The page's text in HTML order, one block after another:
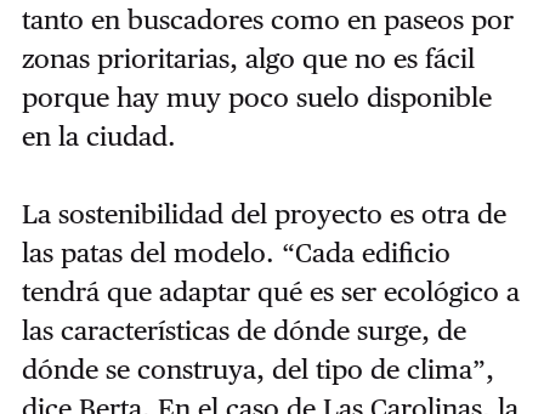
tanto en buscadores como en paseos por
zonas prioritarias, algo que no es fácil
porque hay muy poco suelo disponible
en la ciudad.
La sostenibilidad del proyecto es otra de
las patas del modelo. “Cada edificio
tendrá que adaptar qué es ser ecológico a
las características de dónde surge, de
dónde se construya, del tipo de clima”,
dice Berta. En el caso de Las Carolinas, la